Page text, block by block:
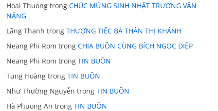
Hoai Thuong trongCHÚC MỪNG SINH NHẬT TRƯƠNG VĂN
NĂNG
Lãng Thanh trongTHƯƠNG TIẾC BÀ THÂN THỊ KHÁNH
Neang Phi Rom trongCHIA BUỒN CÙNG BÍCH NGỌC DIỆP
Neang Phi Rom trongTIN BUỒN
Tung Hoàng trongTIN BUỒN
Như Thường Nguyễn trongTIN BUỒN
Hà Phuong An trongTIN BUỒN